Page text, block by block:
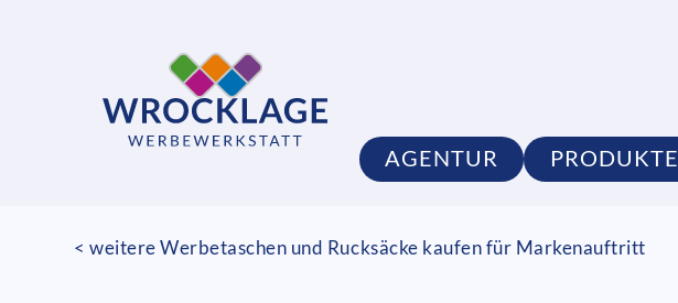
AGENTUR PRODUKTE
< weitere Werbetaschen und Rucksäcke kaufen für Markenauftritt